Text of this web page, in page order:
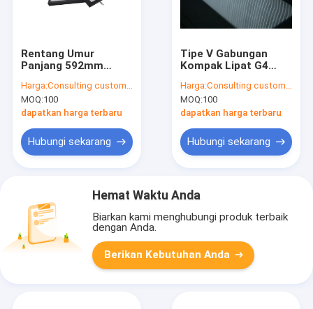
Rentang Umur
Panjang 592mm
Hepa Filter Ringan
Harga:Consulting customer service
MOQ:100
dapatkan harga terbaru
Hubungi sekarang
Tipe V Gabungan
Kompak Lipat G4
Harga:Consulting customer service
MOQ:100
dapatkan harga terbaru
Hubungi sekarang
Hemat Waktu Anda
Biarkan kami menghubungi produk terbaik
dengan Anda.
Berikan Kebutuhan Anda